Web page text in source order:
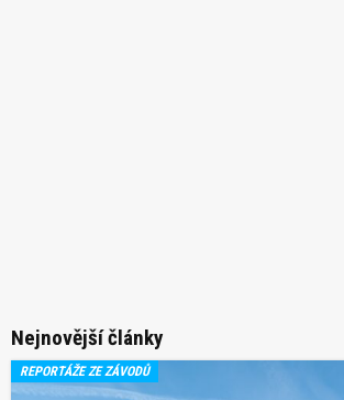
Nejnovější články
REPORTÁŽE ZE ZÁVODŮ